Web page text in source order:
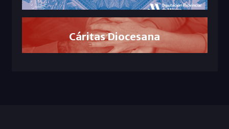
Cáritas Diocesana